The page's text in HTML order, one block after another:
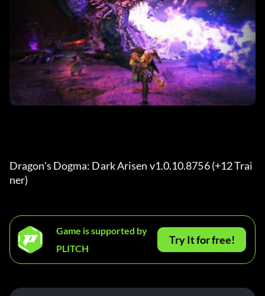
Dragon's Dogma: Dark Arisen v1.0.10.8756 (+12 Trai
ner)
Game is supported by
PLITCH
Try It for free!